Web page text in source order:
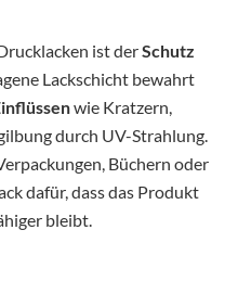
ist derSchutz
Lackschicht bewahrt
wie Kratzern,
durch UV-Strahlung.
Büchern oder
dafür, dass das Produkt
bleibt.